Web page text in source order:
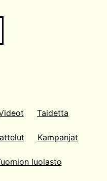
Taidetta
Kampanjat
luolasto